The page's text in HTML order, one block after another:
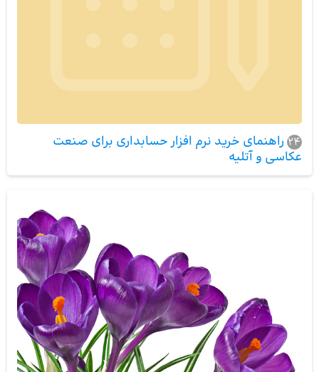
24 راهنمای خرید نرم افزار حسابداری برای صنعت
عکاسی و آتلیه